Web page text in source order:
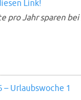
pro Jahr sparen
– Urlaubswoche 1